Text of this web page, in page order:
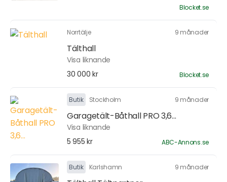
Blocket.se
Norrtälje 9 månader
Tälthall
Visa liknande
30 000 kr
Blocket.se
Butik Stockholm 9 månader
Garagetält-Båthall PRO 3,6...
Visa liknande
5 955 kr
ABC-Annons.se
Butik Karlshamn 9 månader